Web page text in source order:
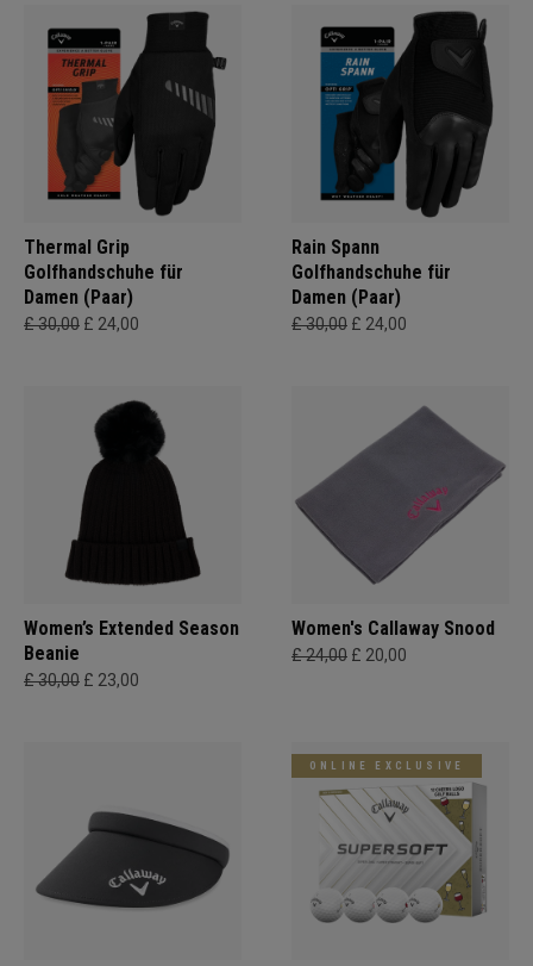
Thermal Grip
Golfhandschuhe für
Damen (Paar)
£ 30,00 £ 24,00
Rain Spann
Golfhandschuhe für
Damen (Paar)
£ 30,00 £ 24,00
Women’s Extended Season
Beanie
£ 30,00 £ 23,00
Women's Callaway Snood
£ 24,00 £ 20,00
ONLINE EXCLUSIVE